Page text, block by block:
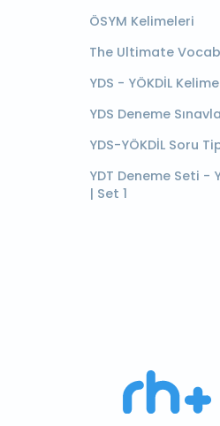
ÖSYM Kelimeleri
The Ultimate
YDS - YÖKDİL
YDS Deneme
YDS-YÖKDİL Soru
YDT Deneme Seti -
| Set 1